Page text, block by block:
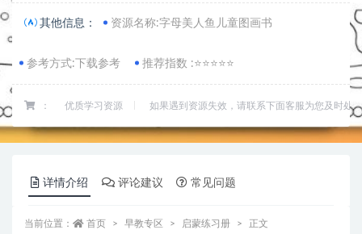
其他信息： 资源名称:字母美人鱼儿童图画书
参考方式:下载参考 推荐指数 :⭐⭐⭐⭐⭐
： 优质学习资源 如果遇到资源失效，请联系下面客服为您及时处理
详情介绍 评论建议 常见问题
当前位置： 首页 早教专区 启蒙练习册 正文